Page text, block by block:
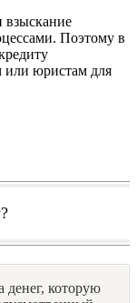
взыскание
Поэтому в
или юристам для
денег, которую